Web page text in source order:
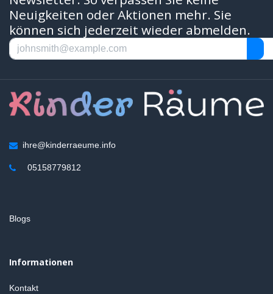
Neuigkeiten oder Aktionen mehr. Sie
können sich jederzeit wieder abmelden.
ihre@kinderraeume.info
05158779812
Blogs
Informationen
Kontakt